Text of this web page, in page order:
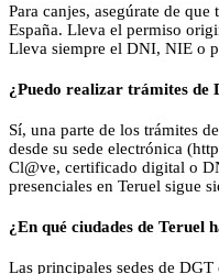
Para canjes, asegúrate de
España. Lleva el permiso
Lleva siempre el DNI, NIE o
¿Puedo realizar trámites de
Sí, una parte de los trámites
desde su sede electrónica
Cl@ve, certificado digital o
presenciales en Teruel sigue
¿En qué ciudades de Teruel
Las principales sedes de